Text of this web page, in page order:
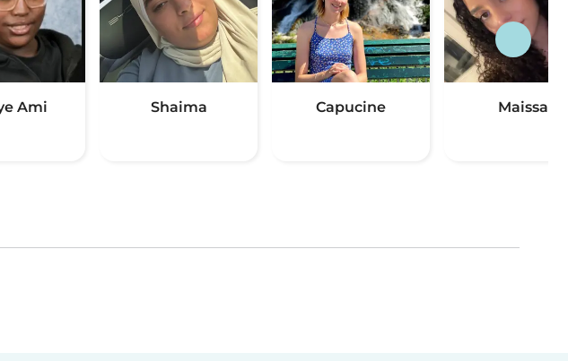
Ami Shaima Capucine Maissa